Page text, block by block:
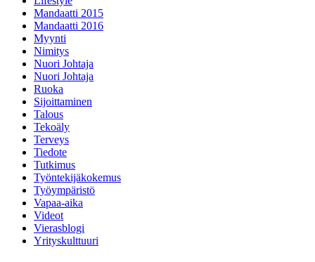
Mandaatti 2015
Mandaatti 2016
Myynti
Nimitys
Nuori Johtaja
Nuori Johtaja
Ruoka
Sijoittaminen
Talous
Tekoäly
Terveys
Tiedote
Tutkimus
Työntekijäkokemus
Työympäristö
Vapaa-aika
Videot
Vierasblogi
Yrityskulttuuri